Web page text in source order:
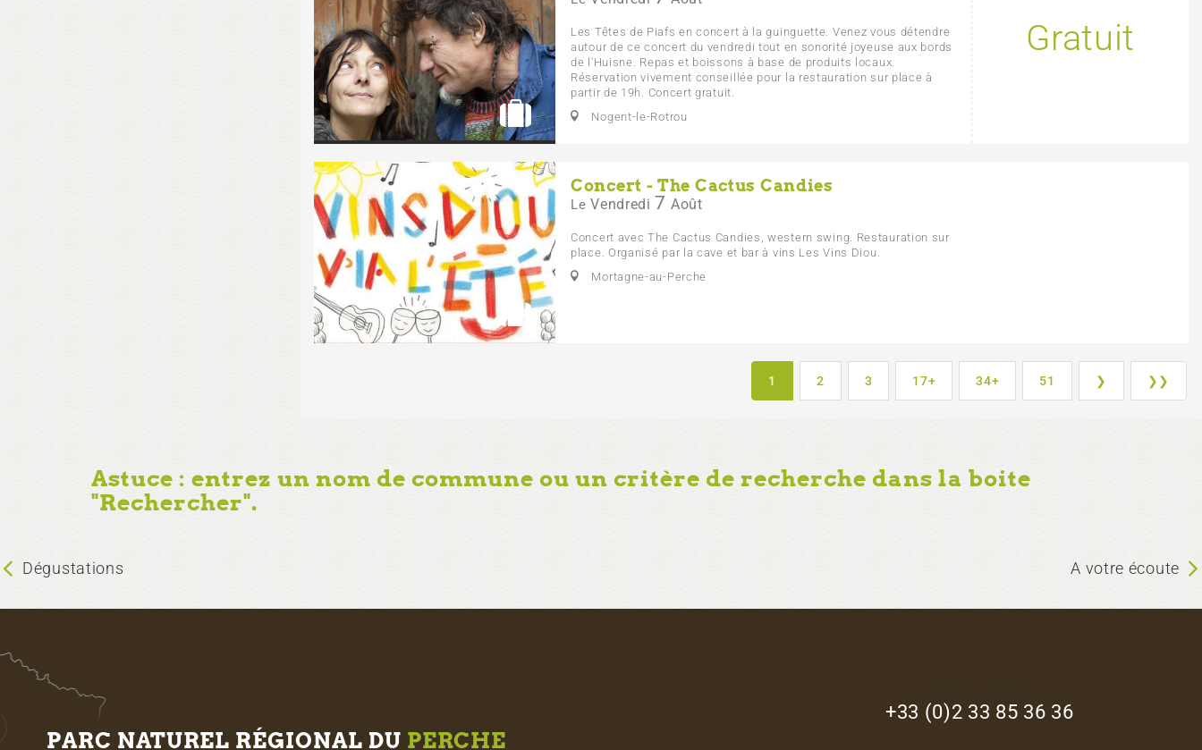
Les Têtes de Piafs en concert à la guinguette. Venez vous détendre
autour de ce concert du vendredi tout en sonorité joyeuse aux bords
de l'Huisne. Repas et boissons à base de produits locaux.
Réservation vivement conseillée pour la restauration sur place à
partir de 19h. Concert gratuit.
Nogent-le-Rotrou
Gratuit
Concert - The Cactus Candies
Le Vendredi 7 Août
Concert avec The Cactus Candies, western swing. Restauration sur
place. Organisé par la cave et bar à vins Les Vins Diou.
Mortagne-au-Perche
1 2 3 17+ 34+ 51 ❯ ❯❯
Astuce : entrez un nom de commune ou un critère de recherche dans la boite
"Rechercher".
Dégustations A votre écoute
PARC NATUREL RÉGIONAL DU PERCHE
+33 (0)2 33 85 36 36